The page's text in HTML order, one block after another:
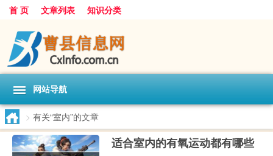
首 页 文章列表 知识分类
网站导航
> 有关“室内”的文章
适合室内的有氧运动都有哪些